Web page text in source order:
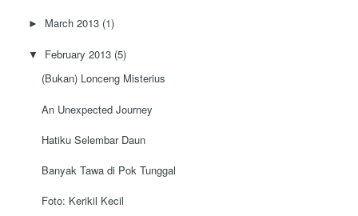
► March 2013 (1)
▼ February 2013 (5)
(Bukan) Lonceng Misterius
An Unexpected Journey
Hatiku Selembar Daun
Banyak Tawa di Pok Tunggal
Foto: Kerikil Kecil